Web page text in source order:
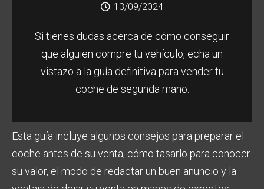
13/09/2024
Si tienes dudas acerca de cómo conseguir
que alguien compre tu vehículo, echa un
vistazo a la guía definitiva para vender tu
coche de segunda mano.
Esta guía incluye algunos consejos para preparar el
coche antes de su venta, cómo tasarlo para conocer
su valor, el modo de redactar un buen anuncio y la